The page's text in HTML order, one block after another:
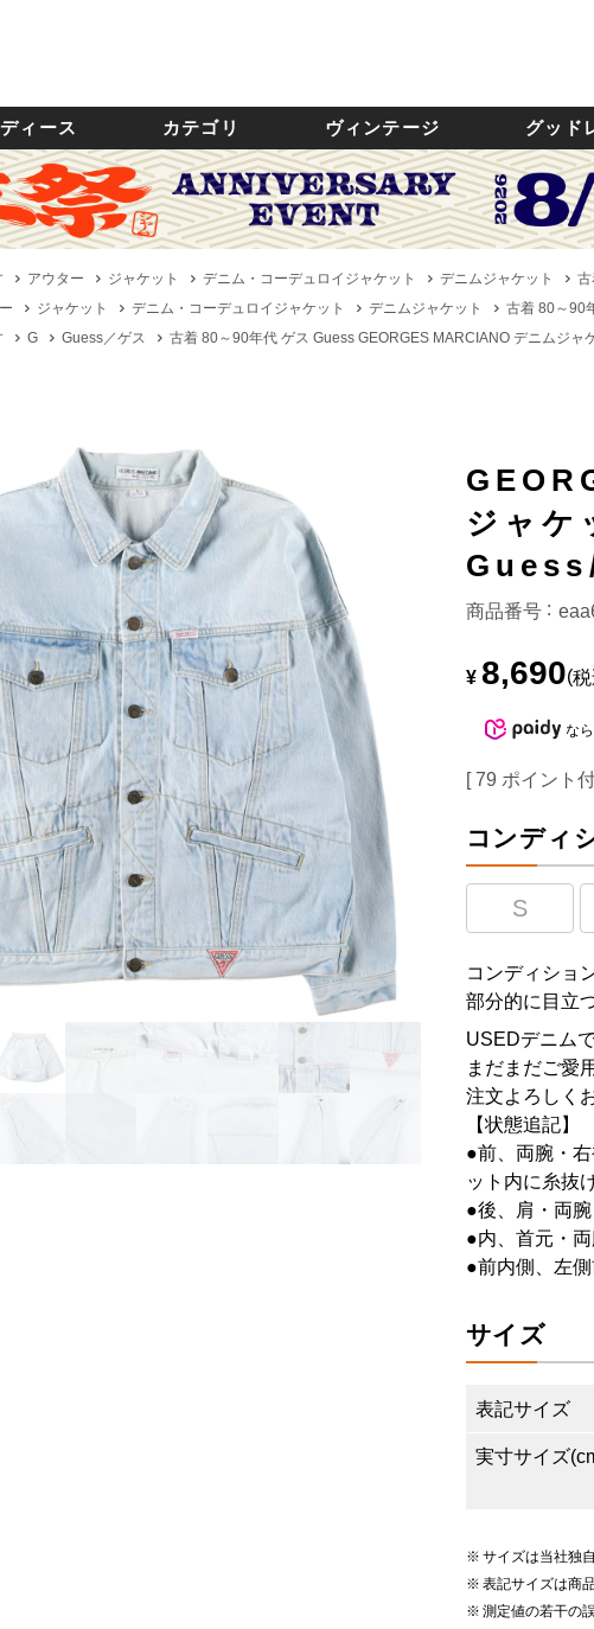
ィース カテゴリ ヴィンテージ グッド
アウター ジャケット デニム・コーデュロイジャケット デニムジャケット
ジャケット デニム・コーデュロイジャケット デニムジャケット
古着 80～90
G Guess／ゲス 古着 80～90年代 ゲス Guess GEORGES MARCIANO デニムジャ
ジャケ
商品番号
¥ 8,690
なら
[ 79 ポイント
コンディ
S
コンディショ
部分的に目立
USEDデニム
まだまだご愛
注文よろしく
【状態追記】
●前、両腕・
ット内に糸抜
●後、肩・両
●内、首元・
●前内側、左
サイズ
表記サイズ
実寸サイズ
サイズは当社独
表記サイズは商
測定値の若干の